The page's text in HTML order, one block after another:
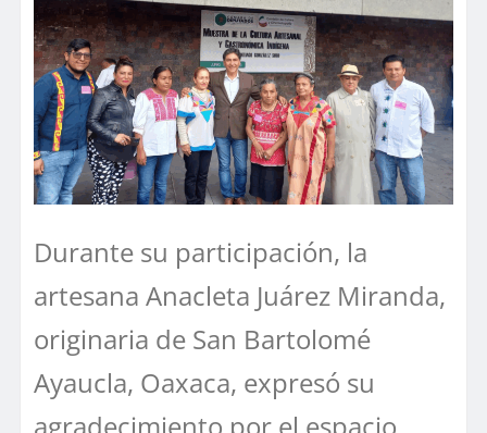
Durante su participación, la
artesana Anacleta Juárez Miranda,
originaria de San Bartolomé
Ayaucla, Oaxaca, expresó su
agradecimiento por el espacio